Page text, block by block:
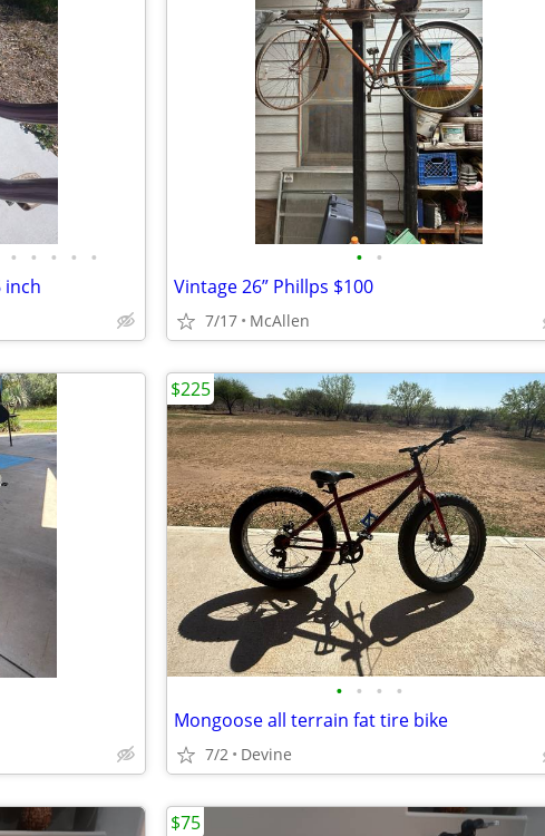
• • • • •
inch
• •
Vintage 26” Phillps $100
7/17 McAllen
• • • •
Mongoose all terrain fat tire bike
7/2 Devine
$225
$75